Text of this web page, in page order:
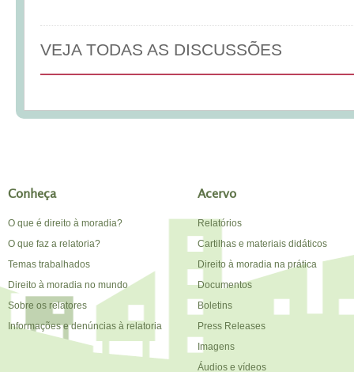
VEJA TODAS AS DISCUSSÕES
Conheça
O que é direito à moradia?
O que faz a relatoria?
Temas trabalhados
Direito à moradia no mundo
Sobre os relatores
Informações e denúncias à relatoria
Acervo
Relatórios
Cartilhas e materiais didáticos
Direito à moradia na prática
Documentos
Boletins
Press Releases
Imagens
Áudios e vídeos